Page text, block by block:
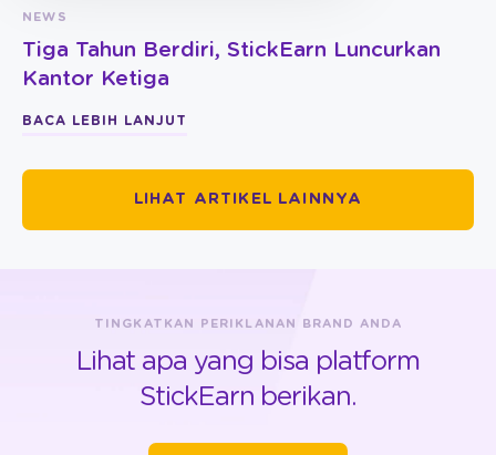
NEWS
Tiga Tahun Berdiri, StickEarn Luncurkan
Kantor Ketiga
BACA LEBIH LANJUT
LIHAT ARTIKEL LAINNYA
TINGKATKAN PERIKLANAN BRAND ANDA
Lihat apa yang bisa platform
StickEarn berikan.